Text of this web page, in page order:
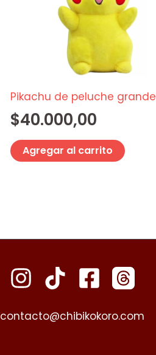
Pikachu de peluche grande
$40.000,00
Agregar al carrito
contacto@chibikokoro.com